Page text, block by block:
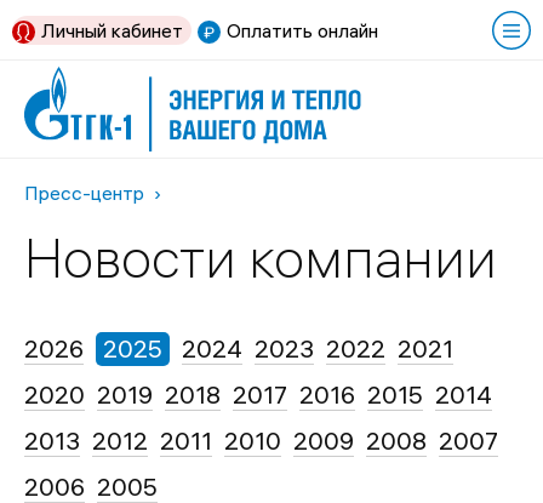
Оплатить онлайн
Личный кабинет
Пресс-центр
Новости компании
2026 2025 2024 2023 2022 2021
2020 2019 2018 2017 2016 2015 2014
2013 2012 2011 2010 2009 2008 2007
2006 2005